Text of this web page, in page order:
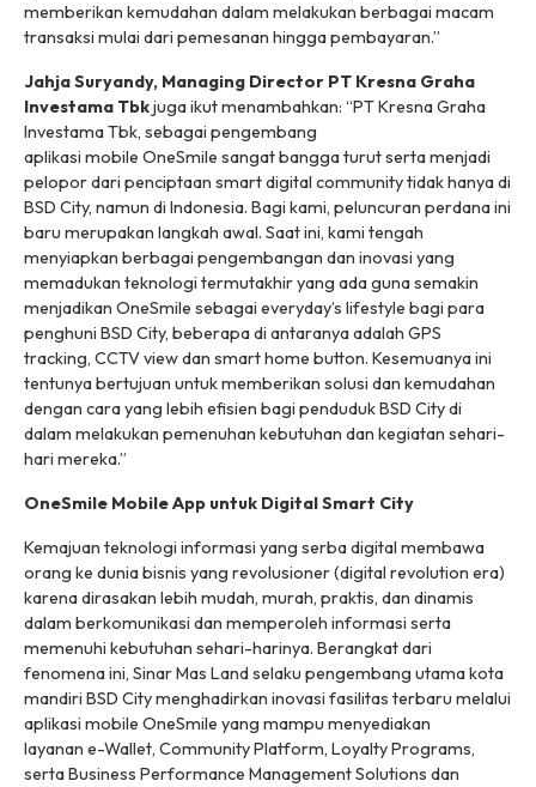
memberikan kemudahan dalam melakukan berbagai macam
transaksi mulai dari pemesanan hingga pembayaran.”
Jahja Suryandy, Managing Director PT Kresna Graha
Investama Tbkjuga ikut menambahkan: “PT Kresna Graha
Investama Tbk, sebagai pengembang
aplikasi mobile OneSmile sangat bangga turut serta menjadi
pelopor dari penciptaan smart digital communitytidak hanya di
BSD City, namun di Indonesia. Bagi kami, peluncuran perdana ini
baru merupakan langkah awal. Saat ini, kami tengah
menyiapkan berbagai pengembangan dan inovasi yang
memadukan teknologi termutakhir yang ada guna semakin
menjadikan OneSmile sebagai everyday’s lifestyle bagi para
penghuni BSD City, beberapa di antaranya adalah GPS
tracking, CCTV viewdan smart home button. Kesemuanya ini
tentunya bertujuan untuk memberikan solusi dan kemudahan
dengan cara yang lebih efisien bagi penduduk BSD City di
dalam melakukan pemenuhan kebutuhan dan kegiatan sehari-
hari mereka.”
OneSmile Mobile App untuk Digital Smart City
Kemajuan teknologi informasi yang serba digital membawa
orang ke dunia bisnis yang revolusioner (digital revolution era)
karena dirasakan lebih mudah, murah, praktis, dan dinamis
dalam berkomunikasi dan memperoleh informasi serta
memenuhi kebutuhan sehari-harinya. Berangkat dari
fenomena ini, Sinar Mas Land selaku pengembang utama kota
mandiri BSD City menghadirkan inovasi fasilitas terbaru melalui
aplikasi mobile OneSmile yang mampu menyediakan
layanan e-Wallet, Community Platform, Loyalty Programs,
serta Business Performance Management Solutions dan